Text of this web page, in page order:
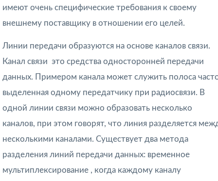
имеют очень специфические требования к своему
внешнему поставщику в отношении его целей.
Линии передачи образуются на основе каналов связи.
Канал связи  это средства односторонней передачи
данных. Примером канала может служить полоса
выделенная одному передатчику при радиосвязи. В
одной линии связи можно образовать несколько
каналов, при этом говорят, что линия разделяется
несколькими каналами. Существует два метода
разделения линий передачи данных: временное
мультиплексирование , когда каждому каналу